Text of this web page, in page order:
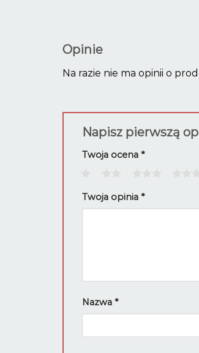
Opinie
Na razie nie ma opinii o
Napisz pierwszą
Twoja ocena *
Twoja opinia *
Nazwa *